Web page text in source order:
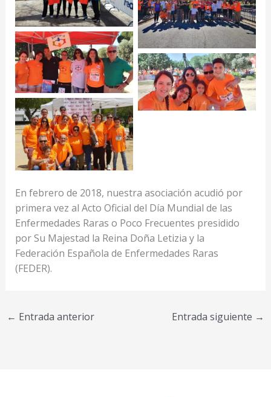
En febrero de 2018, nuestra asociación acudió por
primera vez al Acto Oficial del Día Mundial de las
Enfermedades Raras o Poco Frecuentes presidido
por Su Majestad la Reina Doña Letizia y la
Federación Española de Enfermedades Raras
(FEDER).
← Entrada anterior Entrada siguiente →